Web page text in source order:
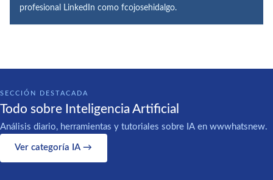
profesional LinkedIn como fcojosehidalgo.
SECCIÓN DESTACADA
Todo sobre Inteligencia Artificial
Análisis diario, herramientas y tutoriales sobre IA en wwwhatsnew.
Ver categoría IA →